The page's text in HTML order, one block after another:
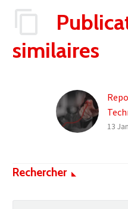
similaires
13
Rechercher